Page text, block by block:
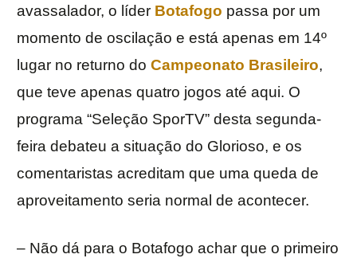
avassalador, o líder Botafogo passa por um
momento de oscilação e está apenas em 14º
lugar no returno do Campeonato Brasileiro,
que teve apenas quatro jogos até aqui. O
programa “Seleção SporTV” desta segunda-
feira debateu a situação do Glorioso, e os
comentaristas acreditam que uma queda de
aproveitamento seria normal de acontecer.
– Não dá para o Botafogo achar que o primeiro